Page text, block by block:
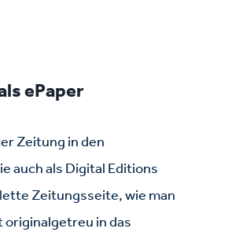
ePaper
Zeitung in den
auch als Digital Editions
Zeitungsseite, wie man
originalgetreu in das